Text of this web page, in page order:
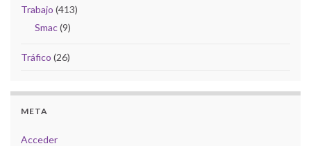
Trabajo (413)
Smac(9)
Tráfico (26)
META
Acceder